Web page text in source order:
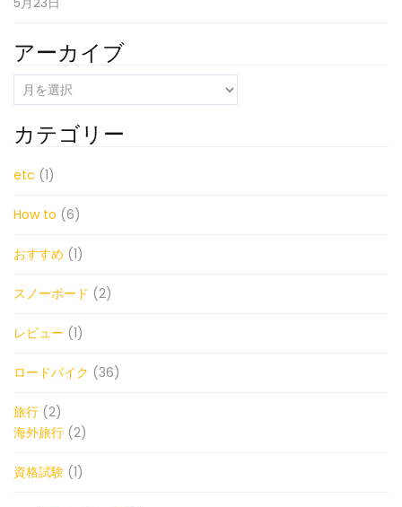
アーカイブ
ー
カ
イ
ブ
カテゴリー
etc (1)
How to (6)
おすすめ (1)
スノーボード (2)
レビュー (1)
ロードバイク (36)
旅行 (2)
海外旅行 (2)
資格試験 (1)